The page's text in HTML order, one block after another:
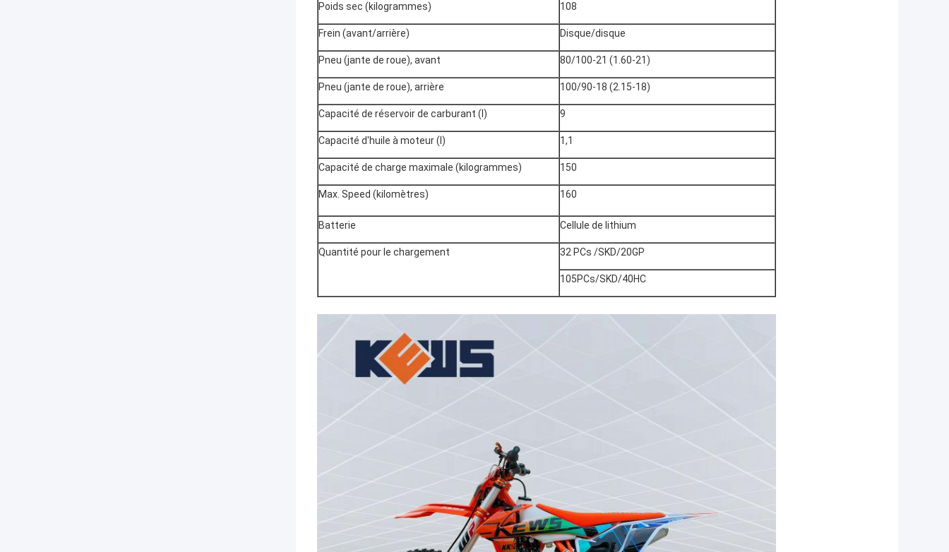
Poids sec (kilogrammes) 108
Frein (avant/arrière) Disque/disque
Pneu (jante de roue), avant 80/100-21 (1.60-21)
Pneu (jante de roue), arrière 100/90-18 (2.15-18)
Capacité de réservoir de carburant (l) 9
Capacité d'huile à moteur (l) 1,1
Capacité de charge maximale (kilogrammes) 150
Max. Speed (kilomètres) 160
Batterie Cellule de lithium
Quantité pour le chargement 32 PCs /SKD/20GP
105PCs/SKD/40HC